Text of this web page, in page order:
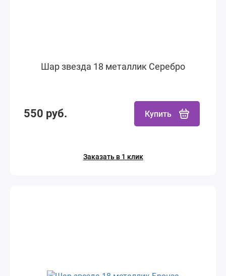
Шар звезда 18 металлик Серебро
550 руб. Купить
Заказать в 1 клик